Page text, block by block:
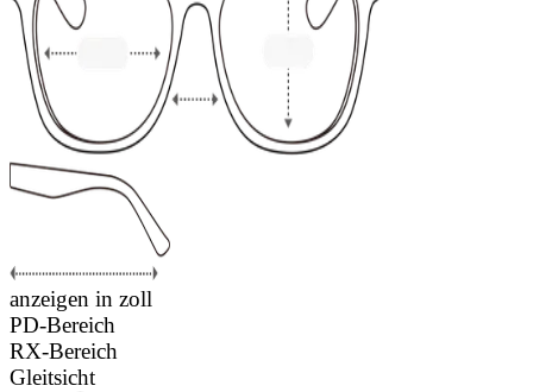
anzeigen in zoll
PD-Bereich
RX-Bereich
Gleitsicht